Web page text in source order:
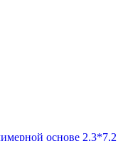
основе 2,3*7,2